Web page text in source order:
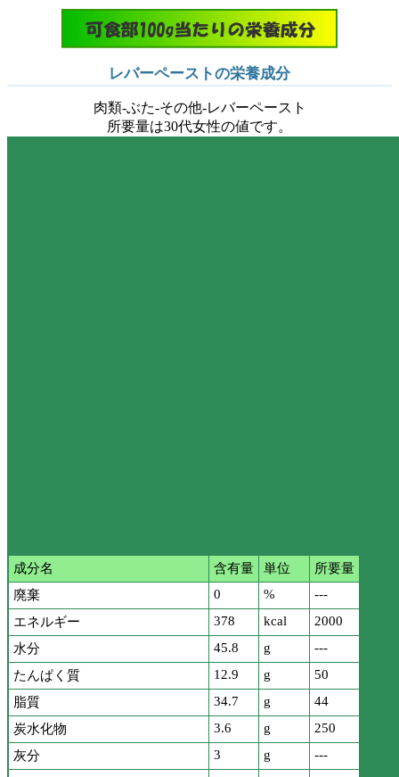
レバーペーストの栄養成分
肉類-ぶた-その他-レバーペースト
所要量は30代女性の値です。
成分名 含有量 単位
所要量
廃棄
0 %
---
エネルギー
378 kcal
2000
水分
45.8 g
---
たんぱく質
12.9 g
50
脂質
34.7 g
44
炭水化物
3.6 g
250
灰分
3 g
---